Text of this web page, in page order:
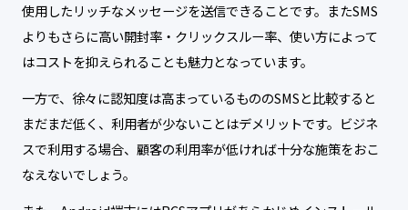
使用したリッチなメッセージを送信できることです。またSMS
よりもさらに高い開封率・クリックスルー率、使い方によって
はコストを抑えられることも魅力となっています。
一方で、徐々に認知度は高まっているもののSMSと比較すると
まだまだ低く、利用者が少ないことはデメリットです。ビジネ
スで利用する場合、顧客の利用率が低ければ十分な施策をおこ
なえないでしょう。